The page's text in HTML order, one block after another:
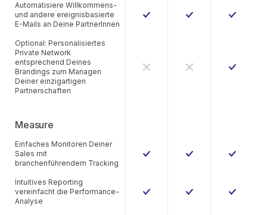
Automatisiere Willkommens-
und andere ereignisbasierte
E-Mails an Deine PartnerInnen
Optional: Personalisiertes
Private Network
entsprechend Deines
Brandings zum Managen
Deiner einzigartigen
Partnerschaften
Measure
Einfaches Monitoren Deiner
Sales mit
branchenführendem Tracking
Intuitives Reporting
vereinfacht die Performance-
Analyse